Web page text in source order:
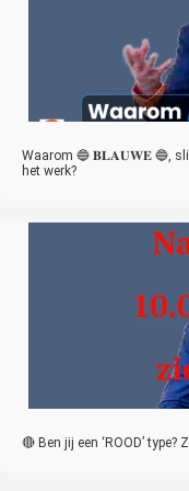
Waarom 🔵 𝐁𝐋𝐀𝐔𝐖𝐄 🔵,
het werk?
🔴 Ben jij een ‘ROOD’